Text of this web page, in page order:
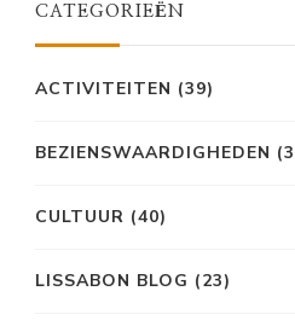
CATEGORIEËN
ACTIVITEITEN (39)
BEZIENSWAARDIGHEDEN
CULTUUR (40)
LISSABON BLOG (23)